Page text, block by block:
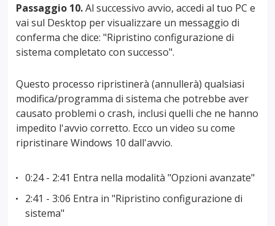
Passaggio 10.Al successivo avvio, accedi al tuo PC e
vai sul Desktop per visualizzare un messaggio di
conferma che dice: "Ripristino configurazione di
sistema completato con successo".
Questo processo ripristinerà (annullerà) qualsiasi
modifica/programma di sistema che potrebbe aver
causato problemi o crash, inclusi quelli che ne hanno
impedito l'avvio corretto. Ecco un video su come
ripristinare Windows 10 dall'avvio.
0:24 - 2:41 Entra nella modalità "Opzioni avanzate"
2:41 - 3:06 Entra in "Ripristino configurazione di
sistema"